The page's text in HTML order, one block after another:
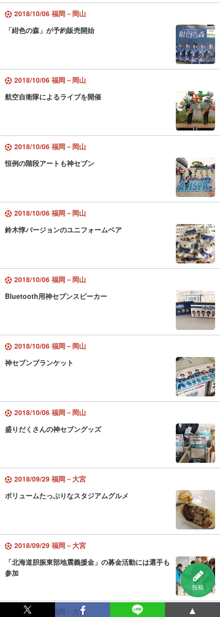
投稿
2018/10/06 福岡－岡山
「紺色の森」が予約販売開始
2018/10/06 福岡－岡山
航空自衛隊によるライブを開催
2018/10/06 福岡－岡山
恒例の階段アートも神セブン
2018/10/06 福岡－岡山
鈴木惇バージョンのユニフォームベア
2018/10/06 福岡－岡山
Bluetooth用神セブンスピーカー
2018/10/06 福岡－岡山
神セブンブランケット
2018/10/06 福岡－岡山
盛りだくさんの神セブングッズ
2018/09/29 福岡－大宮
ボリュームたっぷりなスタジアムグルメ
2018/09/29 福岡－大宮
「北海道胆振東部地震義援金」の募金活動には選手も
参加
2018/09/29 福岡－大宮 ▲